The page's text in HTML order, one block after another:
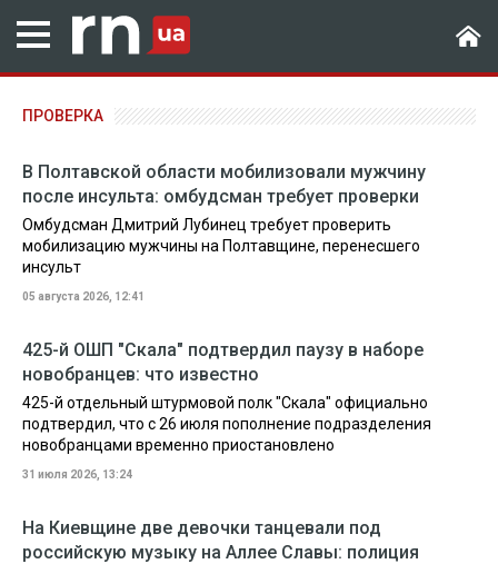
ПРОВЕРКА
В Полтавской области мобилизовали мужчину
после инсульта: омбудсман требует проверки
Омбудсман Дмитрий Лубинец требует проверить
мобилизацию мужчины на Полтавщине, перенесшего
инсульт
05 августа 2026, 12:41
425-й ОШП "Скала" подтвердил паузу в наборе
новобранцев: что известно
425-й отдельный штурмовой полк "Скала" официально
подтвердил, что с 26 июля пополнение подразделения
новобранцами временно приостановлено
31 июля 2026, 13:24
На Киевщине две девочки танцевали под
российскую музыку на Аллее Славы: полиция